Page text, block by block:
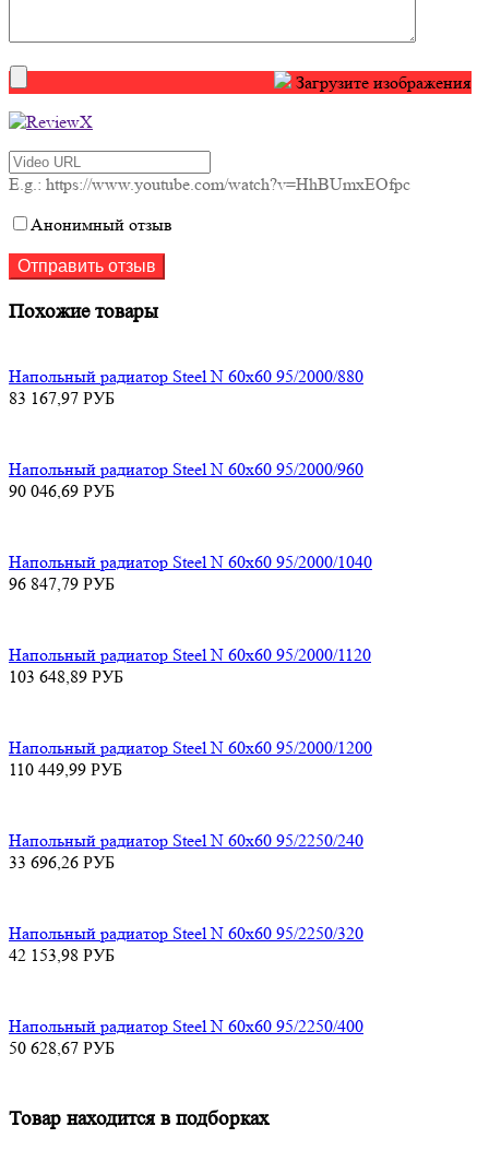
Загрузите изображения
E.g.: https://www.youtube.com/watch?v=HhBUmxEOfpc
Анонимный отзыв
Похожие товары
Напольный радиатор Steel N 60х60 95/2000/880
83 167,97 РУБ
Напольный радиатор Steel N 60х60 95/2000/960
90 046,69 РУБ
Напольный радиатор Steel N 60х60 95/2000/1040
96 847,79 РУБ
Напольный радиатор Steel N 60х60 95/2000/1120
103 648,89 РУБ
Напольный радиатор Steel N 60х60 95/2000/1200
110 449,99 РУБ
Напольный радиатор Steel N 60х60 95/2250/240
33 696,26 РУБ
Напольный радиатор Steel N 60х60 95/2250/320
42 153,98 РУБ
Напольный радиатор Steel N 60х60 95/2250/400
50 628,67 РУБ
Товар находится в подборках